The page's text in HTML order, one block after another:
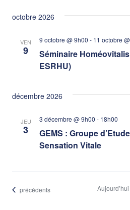
octobre 2026
VEN
9
Séminaire
ESRHU)
9 octobre @ 9h00 - 11 octobre
décembre 2026
JEU
3
GEMS : Groupe
Sensation Vitale
3 décembre @ 9h00 - 18h00
Évènements
précédents Aujourd’hui